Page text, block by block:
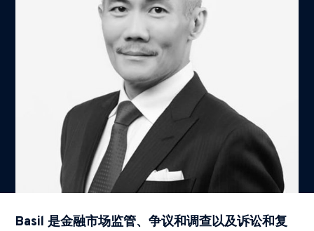
Basil 是金融市场监管、争议和调查以及诉讼和复